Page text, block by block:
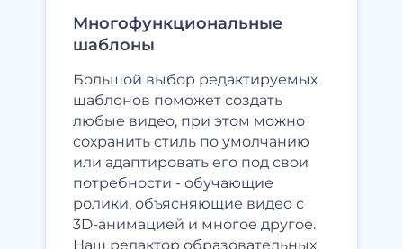
Многофункциональные
шаблоны
Большой выбор редактируемых
шаблонов поможет создать
любые видео, при этом можно
сохранить стиль по умолчанию
или адаптировать его под свои
потребности - обучающие
ролики, объясняющие видео с
3D-анимацией и многое другое.
Наш редактор образовательных